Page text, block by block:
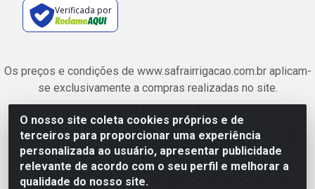
O nosso site coleta cookies próprios e de
terceiros para proporcionar uma experiência
personalizada ao usuário, apresentar publicidade
relevante de acordo com o seu perfil e melhorar a
qualidade do nosso site.
Verificada por
Os preços e condições de www.safrairrigacao.com.br aplicam-
se exclusivamente a compras realizadas no site.
Safra Agrícola e Pecuária LTDA - Avenida Castelo Branco, 5330 -
Esplanada dos Anicuns, Goiânia/GO - CEP 74.433-205 - CNPJ
06.315.490/0001-00